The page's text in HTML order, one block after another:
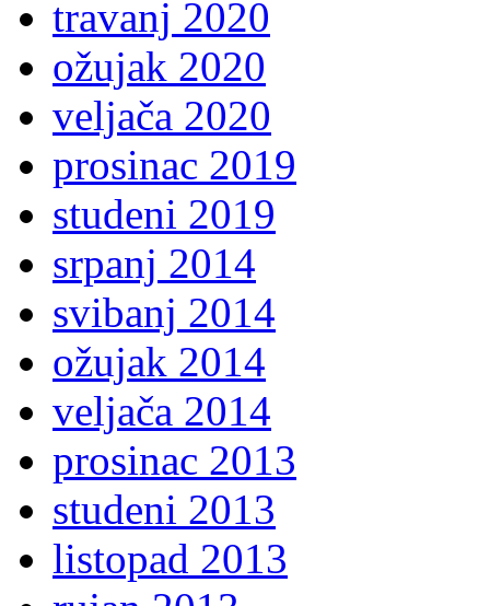
travanj 2020
ožujak 2020
veljača 2020
prosinac 2019
studeni 2019
srpanj 2014
svibanj 2014
ožujak 2014
veljača 2014
prosinac 2013
studeni 2013
listopad 2013